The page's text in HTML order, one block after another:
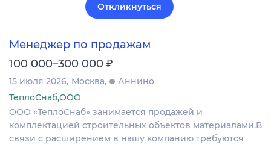
Откликнуться
Менеджер по продажам
100 000–300 000 ₽
15 июля 2026 Москва
Аннино
ТеплоСнаб,ООО
ООО «ТеплоСнаб» занимается продажей и
комплектацией строительных объектов материалами.В
связи с расширением в нашу компанию требуются